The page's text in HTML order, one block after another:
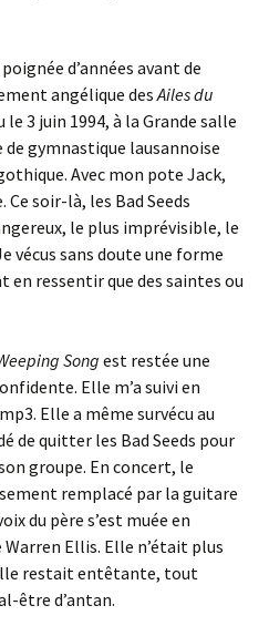
d’années avant de
angélique desAiles du
3 juin 1994, à la Grande salle
de gymnastique lausannoise
Avec mon pote Jack,
Ce soir-là, les Bad Seeds
le plus imprévisible, le
vécus sans doute une forme
en ressentir que des saintes ou
Songest restée une
Elle m’a suivi en
Elle a même survécu au
de quitter les Bad Seeds pour
groupe. En concert, le
remplacé par la guitare
du père s’est muée en
Ellis. Elle n’était plus
restait entêtante, tout
être d’antan.